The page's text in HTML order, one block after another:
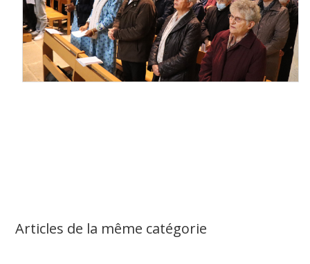
Articles de la même catégorie